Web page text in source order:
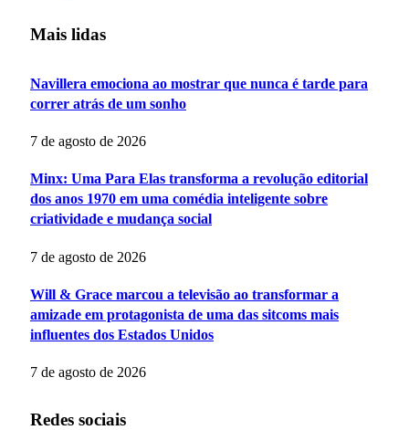
Mais lidas
Navillera emociona ao mostrar que nunca é tarde para
correr atrás de um sonho
7 de agosto de 2026
Minx: Uma Para Elas transforma a revolução editorial
dos anos 1970 em uma comédia inteligente sobre
criatividade e mudança social
7 de agosto de 2026
Will & Grace marcou a televisão ao transformar a
amizade em protagonista de uma das sitcoms mais
influentes dos Estados Unidos
7 de agosto de 2026
Redes sociais